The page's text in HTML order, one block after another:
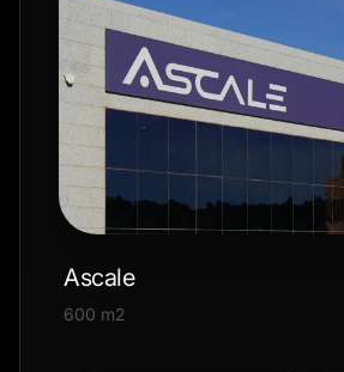
Ascale
600 m2